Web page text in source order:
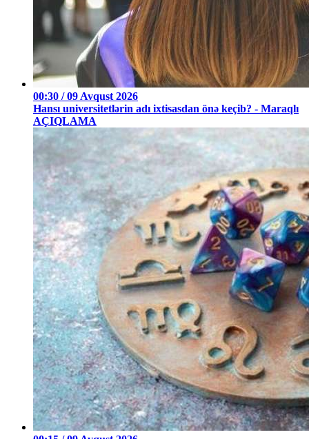
00:30 / 09 Avqust 2026
Hansı universitetlərin adı ixtisasdan önə keçib? - Maraqlı
AÇIQLAMA